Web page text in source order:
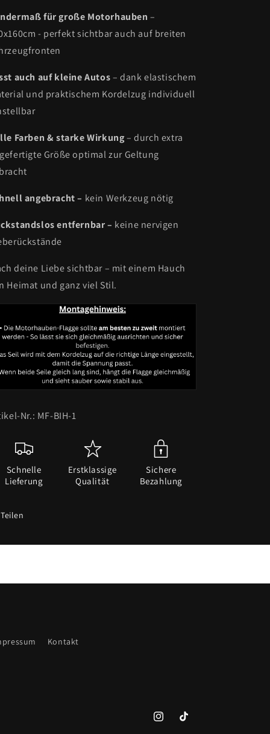
für große Motorhauben –
- perfekt sichtbar auch auf breiten
auch auf kleine Autos– dank elastischem
und praktischem Kordelzug individuell
Farben & starke Wirkung– durch extra
Größe optimal zur Geltung
angebracht – kein Werkzeug nötig
entfernbar – keine nervigen
deine Liebe sichtbar – mit einem Hauch
Heimat und ganz viel Stil.
Nr.: MF-BIH-1
Schnelle
Lieferung
Erstklassige
Qualität
Sichere
Bezahlung
Teilen
Kontakt
InstagramTikTok